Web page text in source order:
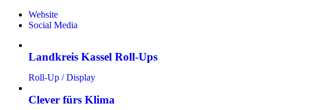
Website
Social Media
Landkreis Kassel Roll-Ups
Roll-Up / Display
Clever fürs Klima